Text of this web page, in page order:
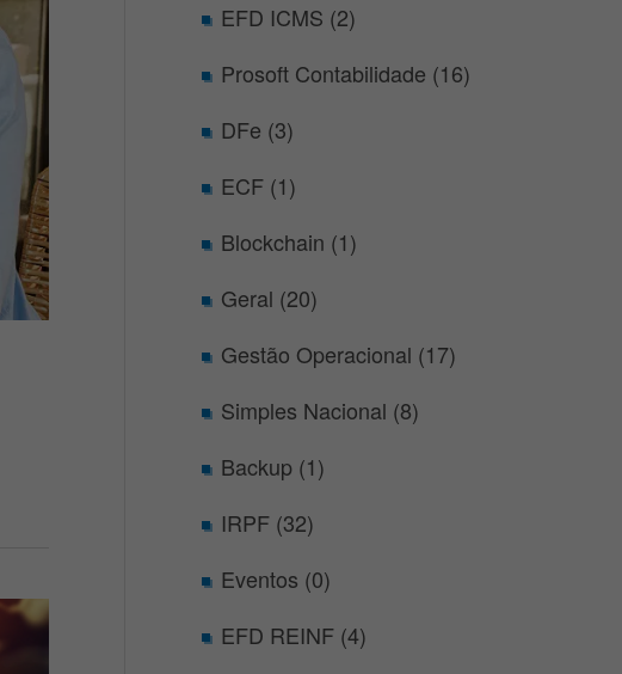
EFD ICMS (2)
Prosoft Contabilidade (16)
DFe (3)
ECF (1)
Blockchain (1)
Geral (20)
Gestão Operacional (17)
Simples Nacional (8)
Backup (1)
IRPF (32)
Eventos (0)
EFD REINF (4)